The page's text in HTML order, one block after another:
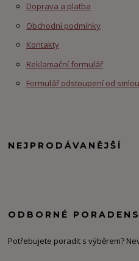
Doprava a platba
Obchodní podmínky
Kontakty
Reklamační formulář
Formulář odstoupení od
NEJPRODÁVANĚJŠÍ
ODBORNÉ
Potřebujete poradit s výběrem?